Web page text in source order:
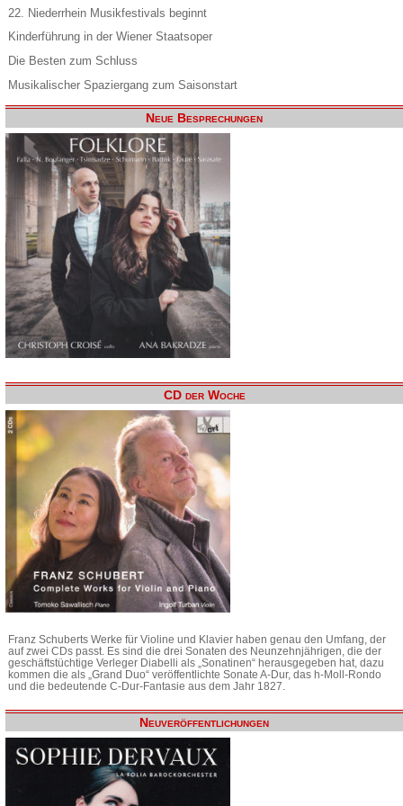
22. Niederrhein Musikfestivals beginnt
Kinderführung in der Wiener Staatsoper
Die Besten zum Schluss
Musikalischer Spaziergang zum Saisonstart
Neue Besprechungen
CD der Woche
Franz Schuberts Werke für Violine und Klavier haben genau den Umfang, der
auf zwei CDs passt. Es sind die drei Sonaten des Neunzehnjährigen, die der
geschäftstüchtige Verleger Diabelli als „Sonatinen“ herausgegeben hat, dazu
kommen die als „Grand Duo“ veröffentlichte Sonate A-Dur, das h-Moll-Rondo
und die bedeutende C-Dur-Fantasie aus dem Jahr 1827.
Neuveröffentlichungen